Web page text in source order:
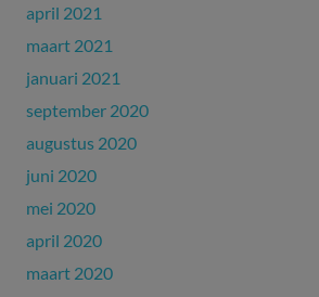
april 2021
maart 2021
januari 2021
september 2020
augustus 2020
juni 2020
mei 2020
april 2020
maart 2020